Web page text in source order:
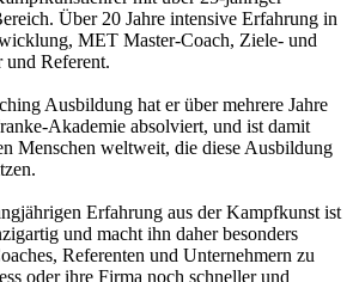
Über 20 Jahre intensive Erfahrung in
MET Master-Coach, Ziele- und
und Referent.
Ausbildung hat er über mehrere Jahre
Akademie absolviert, und ist damit
Menschen weltweit, die diese Ausbildung
Erfahrung aus der Kampfkunst ist
und macht ihn daher besonders
Referenten und Unternehmern zu
oder ihre Firma noch schneller und